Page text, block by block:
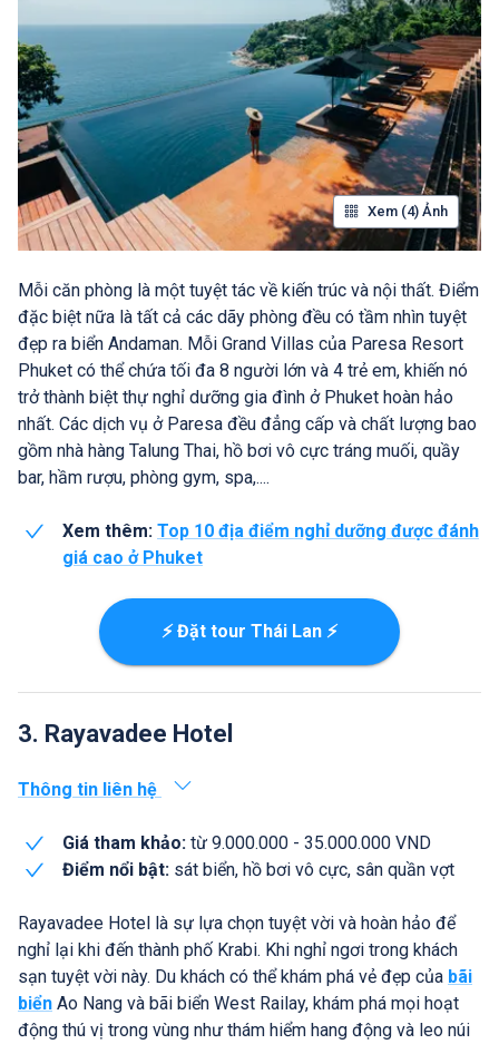
Xem (4) Ảnh
Mỗi căn phòng là một tuyệt tác về kiến trúc và nội thất. Điểm
đặc biệt nữa là tất cả các dãy phòng đều có tầm nhìn tuyệt
đẹp ra biển Andaman. Mỗi Grand Villas của Paresa Resort
Phuket có thể chứa tối đa 8 người lớn và 4 trẻ em, khiến nó
trở thành biệt thự nghỉ dưỡng gia đình ở Phuket hoàn hảo
nhất. Các dịch vụ ở Paresa đều đẳng cấp và chất lượng bao
gồm nhà hàng Talung Thai, hồ bơi vô cực tráng muối, quầy
bar, hầm rượu, phòng gym, spa,....
Xem thêm: Top 10 địa điểm nghỉ dưỡng được đánh
giá cao ở Phuket
⚡ Đặt tour Thái Lan ⚡
3. Rayavadee Hotel
Thông tin liên hệ
Giá tham khảo: từ 9.000.000 - 35.000.000 VND
Điểm nổi bật: sát biển, hồ bơi vô cực, sân quần vợt
Rayavadee Hotel là sự lựa chọn tuyệt vời và hoàn hảo để
nghỉ lại khi đến thành phố Krabi. Khi nghỉ ngơi trong khách
sạn tuyệt vời này. Du khách có thể khám phá vẻ đẹp của bãi
biển Ao Nang và bãi biển West Railay, khám phá mọi hoạt
động thú vị trong vùng như thám hiểm hang động và leo núi